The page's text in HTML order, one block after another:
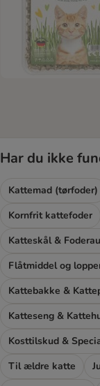
Har du ikke
Kattemad (tørfoder)
Kornfrit kattefoder
Katteskål &
Kattebakke &
Katteseng &
Kosttilskud &
Til ældre katte